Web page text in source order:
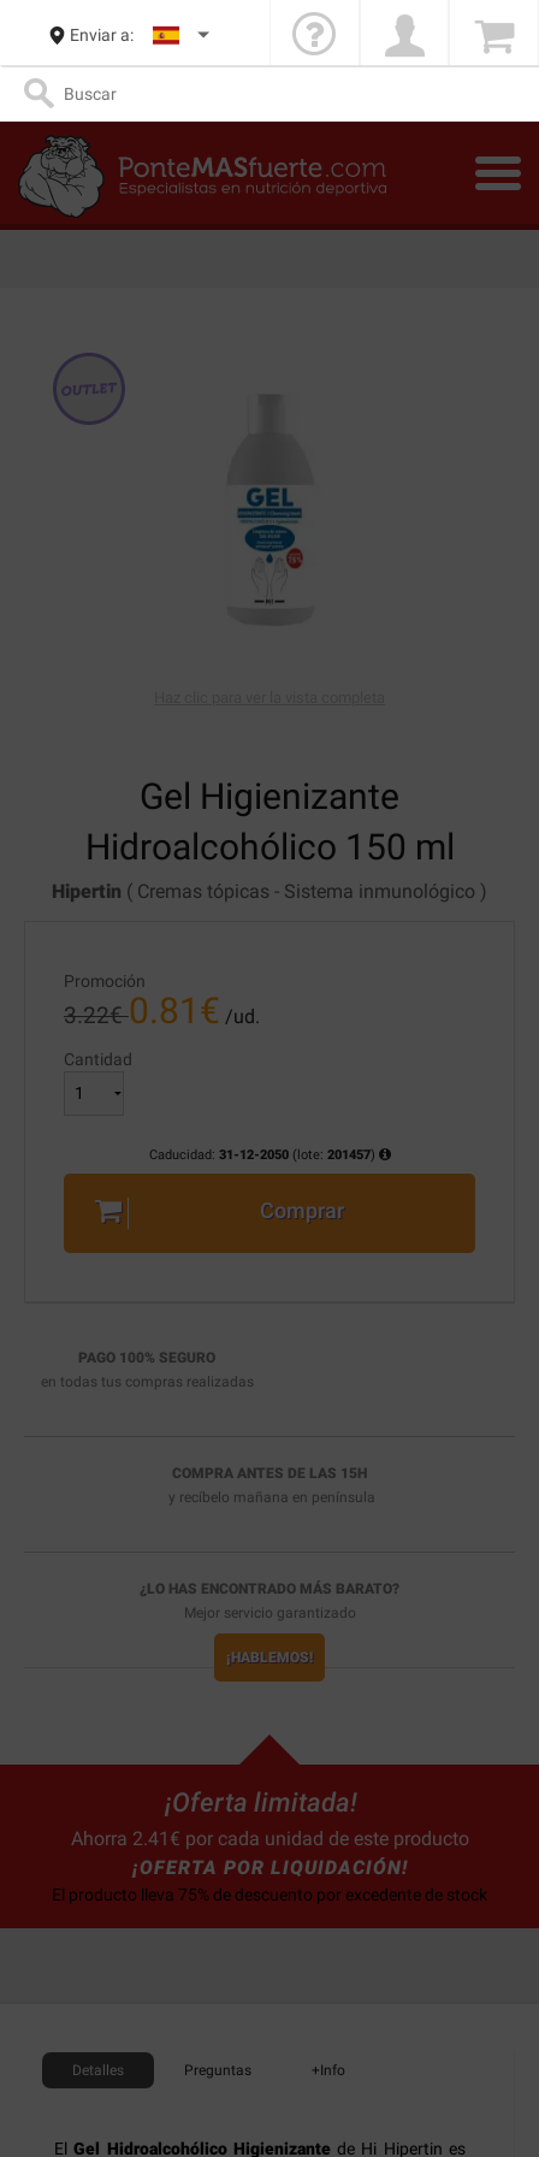
Enviar a:
Gel Higienizante
Hidroalcohólico 150 ml
Hipertin ( Cremas tópicas - Sistema inmunológico )
Promoción
3.22€ 0.81 € /ud.
Cantidad
Caducidad: 31-12-2050(lote: 201457)
Comprar
PAGO 100% SEGURO
en todas tus compras realizadas
COMPRA ANTES DE LAS 15H
y recíbelo mañana en península
¿LO HAS ENCONTRADO MÁS BARATO?
Mejor servicio garantizado
¡HABLEMOS!
¡Oferta limitada!
Ahorra 2.41€ por cada unidad de este producto
¡OFERTA POR LIQUIDACIÓN!
El producto lleva 75% de descuento por excedente de stock
Detalles Preguntas +Info
ElGel Hidroalcohólico Higienizantede Hi Hipertin es